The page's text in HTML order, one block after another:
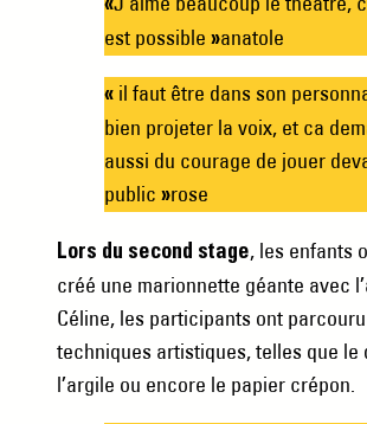
est possible »anatole
« il faut être dans son
bien projeter la voix, et ca
aussi du courage de jouer
public »rose
Lors du second stage, les enfants
créé une marionnette géante avec
Céline, les participants ont
techniques artistiques, telles que le
l’argile ou encore le papier crépon.